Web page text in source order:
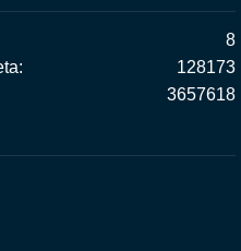
8
128173
3657618